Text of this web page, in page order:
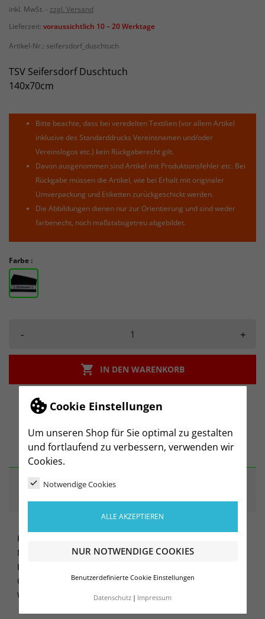
Cookie Einstellungen
Um unseren Shop für Sie optimal zu gestalten
und fortlaufend zu verbessern, verwenden wir
Cookies.
Notwendige Cookies
ALLE AKZEPTIEREN
NUR NOTWENDIGE COOKIES
Benutzerdefinierte Cookie Einstellungen
Datenschutz Impressum
inkl. MwSt.
zzgl. Versand
Lieferzeit: voraussichtlich 10 – 20 Werktage
Artikel-Nr.: seifersdorf_duschtuch
TSV Seifersdorf Duschtuch
140x70cm
Bitte beachte, dass bei veredelten Textilien (vor allem Artikel
inklusive des Standarddrucks Vereinsnamen und/oder
Vereinslogos etc.) kein Rückgaberecht gilt.
Davon ausgenommen sind Artikel mit Produktionsfehler etc. Bei
Rückgabe müssen die Artikel, wie bei Erhalt mit originaler
Umverpackung und Etiketten zurückgeschickt werden.
Die Abbildungen dienen nur zur Orientierung und sind weder
farbenecht, noch maßstabsgetreu abgebildet.
Farbe :
- +
 IN DEN WARENKORB
BESCHREIBUNG
ARTIKELDETAILS
Frottiertuch aus 94% Baumwolle, 6% Polyester (Bordüre)
Mit bedruckbarer weißer Polyester-Bordüre
Entspricht Ökotex Klasse I
Qualität 400 g/qm
Waschbar bis 60°C